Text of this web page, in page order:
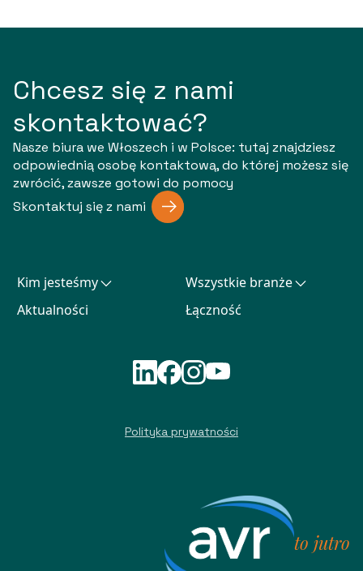
Chcesz się z nami
skontaktować?
Nasze biura we Włoszech i w Polsce: tutaj znajdziesz
odpowiednią osobę kontaktową, do której możesz się
zwrócić, zawsze gotowi do pomocy
Skontaktuj się z nami
Kim jesteśmy
Aktualności
Wszystkie branże
Łączność
Polityka prywatności
to jutro